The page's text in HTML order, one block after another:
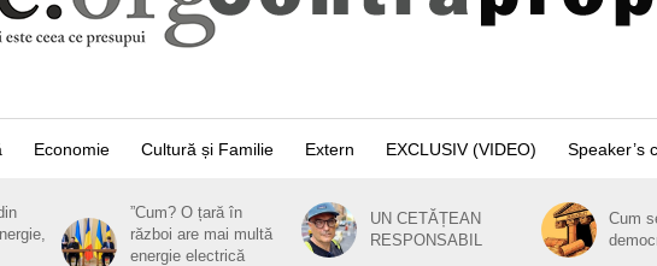
Economie Cultură și Familie Extern EXCLUSIV (VIDEO) Speaker’s
”Cum? O țară în
război are mai multă
energie electrică
UN CETĂȚEAN
RESPONSABIL
Cum